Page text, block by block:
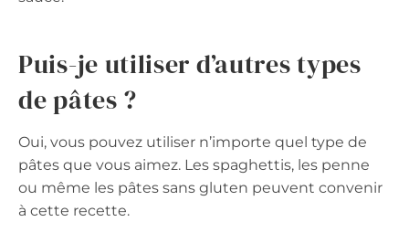
Puis-je utiliser d’autres types
de pâtes ?
Oui, vous pouvez utiliser n’importe quel type de
pâtes que vous aimez. Les spaghettis, les penne
ou même les pâtes sans gluten peuvent convenir
à cette recette.